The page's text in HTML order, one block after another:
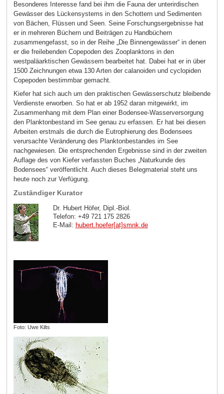
Besonderes Interesse fand bei ihm die Fauna der unterirdischen
Gewässer des Lückensystems in den Schottern und Sedimenten
von Bächen, Flüssen und Seen. Seine Forschungsergebnisse hat
er in mehreren Büchern und Beiträgen zu Handbüchern
zusammengefasst, so in der Reihe „Die Binnengewässer“ in denen
er die freilebenden Copepoden des Zooplanktons in den
westpaläarktischen Gewässern bearbeitet hat. Dabei hat er in über
1500 Zeichnungen etwa 130 Arten der calanoiden und cyclopiden
Copepoden bestimmbar gemacht.
Kiefer hat sich auch um den praktischen Gewässerschutz bleibende
Verdienste erworben. So hat er ab 1952 daran mitgewirkt, im
Zusammenhang mit dem Plan einer Bodensee-Wasserversorgung
den Planktonbestand im See genau zu erfassen. Er hat bei diesen
Arbeiten erstmals die durch die Eutrophierung des Bodensees
verursachte Veränderung des Planktonbestandes im See
nachgewiesen. Die entsprechenden Ergebnisse sind in der zweiten
Auflage des von Kiefer verfassten Buches „Naturkunde des
Bodensees“ veröffentlicht. Auch dieses Belegmaterial steht uns
heute noch zur Verfügung.
Zuständiger Kurator
Dr. Hubert Höfer, Dipl.-Biol.
Telefon: +49 721 175 2826
E-Mail: hubert.hoefer[at]smnk.de
Foto: Uwe Kilts